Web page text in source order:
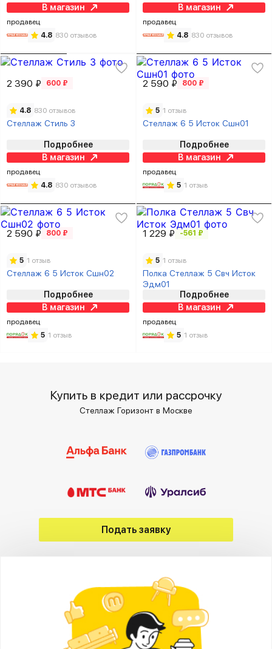
В магазин
продавец
4.8 830 отзывов
В магазин
продавец
4.8 830 отзывов
2 390 ₽ 600 ₽
4.8 830 отзывов
Стеллаж Стиль 3
Подробнее
В магазин
продавец
4.8 830 отзывов
2 590 ₽ 800 ₽
5 1 отзыв
Стеллаж 6 5 Исток Сшн01
Подробнее
В магазин
продавец
5 1 отзыв
2 590 ₽ 800 ₽
5 1 отзыв
Стеллаж 6 5 Исток Сшн02
Подробнее
В магазин
продавец
5 1 отзыв
1 229 ₽ -561 ₽
5 1 отзыв
Полка Стеллаж 5 Свч Исток
Эдм01
Подробнее
В магазин
продавец
5 1 отзыв
Купить в кредит или рассрочку
Стеллаж Горизонт в Москве
Подать заявку